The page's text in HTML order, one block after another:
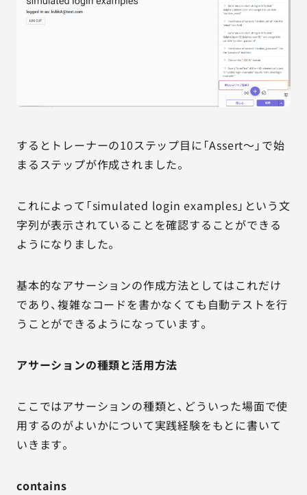
するとトレーナーの10ステップ目に「Assert～」で始
まるステップが作成されました。
これによって「simulated login examples」という文
字列が表示されていることを確認することができる
ようになりました。
基本的なアサーションの作成方法としてはこれだけ
であり、複雑なコードを書かなくても自動テストを行
うことができるようになっています。
アサーションの種類と活用方法
ここではアサーションの種類と、どういった場面で使
用するのがよいかについて実践経験をもとに書いて
いきます。
contains